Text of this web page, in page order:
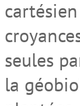
seules
la